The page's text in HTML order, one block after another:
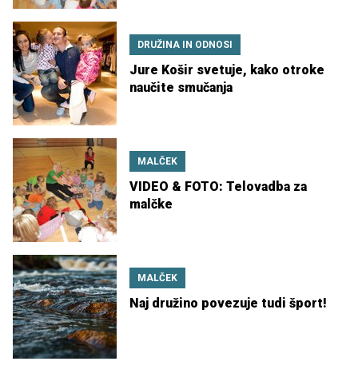
DRUŽINA IN ODNOSI
Jure Košir svetuje, kako otroke
naučite smučanja
MALČEK
VIDEO & FOTO: Telovadba za
malčke
MALČEK
Naj družino povezuje tudi šport!